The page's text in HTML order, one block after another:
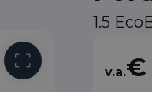
1.5
v.a.€